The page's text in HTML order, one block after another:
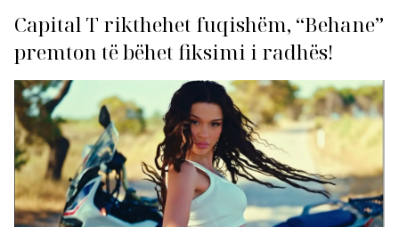
Capital T rikthehet fuqishëm, “Behane”
premton të bëhet fiksimi i radhës!